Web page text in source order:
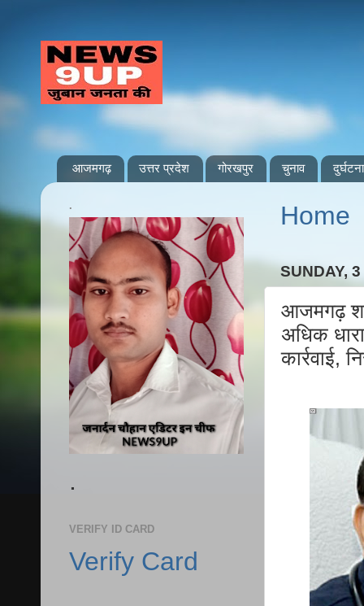
आजमगढ़ उत्तर प्रदेश गोरखपुर चुनाव दुर्घटना
Home
SUNDAY,
आजमगढ़
अधिक
कार्रवाई,
.
.
VERIFY ID CARD
Verify Card